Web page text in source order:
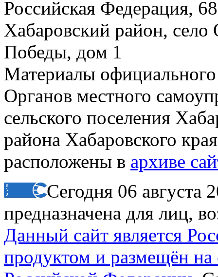
Российская Федерация,
Хабаровский район, село
Победы, дом 1
Материалы
Органов местного
сельского поселения
района Хабаровского
расположены в архиве
Сегодня 06 августа
предназначена для лиц,
Данный сайт является
продуктом и размещён